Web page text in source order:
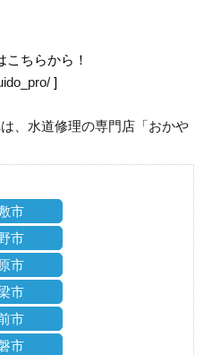
ちらから！
]
、水道修理の専門店「おかや
市
市
市
市
市
市